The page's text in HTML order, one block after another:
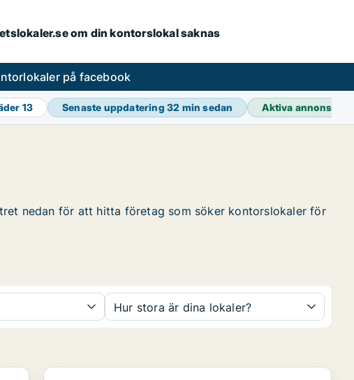
om din kontorslokal saknas
på facebook
13 Senaste uppdatering32 min sedan Aktiva annonser
nedan för att hitta företag som söker kontorslokaler för
Hur stora är dina lokaler?